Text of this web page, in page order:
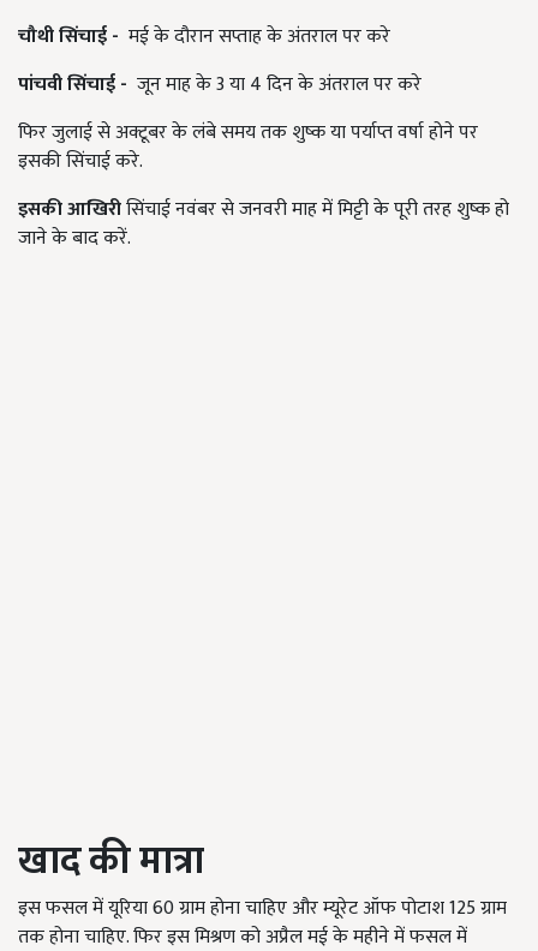
चौथी सिंचाई - मई के दौरान सप्ताह के अंतराल पर करे
पांचवी सिंचाई - जून माह के 3 या 4 दिन के अंतराल पर करे
फिर जुलाई से अक्टूबर के लंबे समय तक शुष्क या पर्याप्त वर्षा होने पर
इसकी सिंचाई करे.
इसकी आखिरीसिंचाई नवंबर से जनवरी माह में मिट्टी के पूरी तरह शुष्क हो
जाने के बाद करें.
खाद की मात्रा
इस फसल में यूरिया 60 ग्राम होना चाहिए और म्यूरेट ऑफ पोटाश 125 ग्राम
तक होना चाहिए. फिर इस मिश्रण को अप्रैल मई के महीने में फसल में